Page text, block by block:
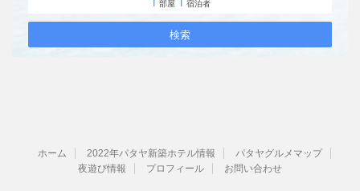
ホーム 2022年パタヤ新築ホテル情報
パタヤグルメマップ
夜遊び情報
プロフィール お問い合わせ